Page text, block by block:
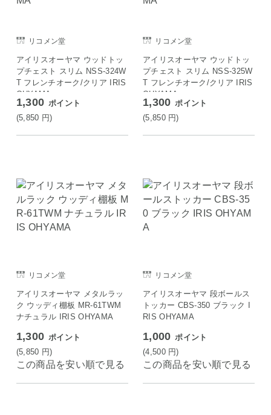
リコメン堂
アイリスオーヤマ ウッドトッ
プチェスト スリム NSS-324W
T フレンチオーク/クリア IRIS
OHYAMA
1,300 ポイント
(5,850 円)
リコメン堂
アイリスオーヤマ ウッドトッ
プチェスト スリム NSS-325W
T フレンチオーク/クリア IRIS
OHYAMA
1,300 ポイント
(5,850 円)
リコメン堂
アイリスオーヤマ メタルラッ
ク ウッディ棚板 MR-61TWM
ナチュラル IRIS OHYAMA
1,300 ポイント
(5,850 円)
この商品を安い順で見る
リコメン堂
アイリスオーヤマ 段ボールス
トッカー CBS-350 ブラック I
RIS OHYAMA
1,000 ポイント
(4,500 円)
この商品を安い順で見る